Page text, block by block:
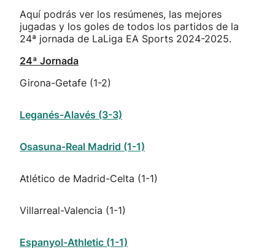
Aquí podrás ver los resúmenes, las mejores
jugadas y los goles de todos los partidos de la
24ª jornada de LaLiga EA Sports 2024-2025.
24ª Jornada
Girona-Getafe (1-2)
Leganés-Alavés (3-3)
Osasuna-Real Madrid (1-1)
Atlético de Madrid-Celta (1-1)
Villarreal-Valencia (1-1)
Espanyol-Athletic (1-1)